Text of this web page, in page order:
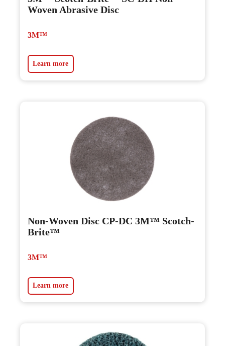
Woven Abrasive Disc
3M™
Learn more
Non-Woven Disc CP-DC 3M™ Scotch-
Brite™
3M™
Learn more